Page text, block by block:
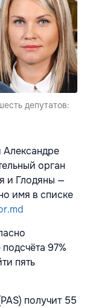
депутатов:
Александре
орган
и Глодяны —
имя в списке
97%
пять
получит 55